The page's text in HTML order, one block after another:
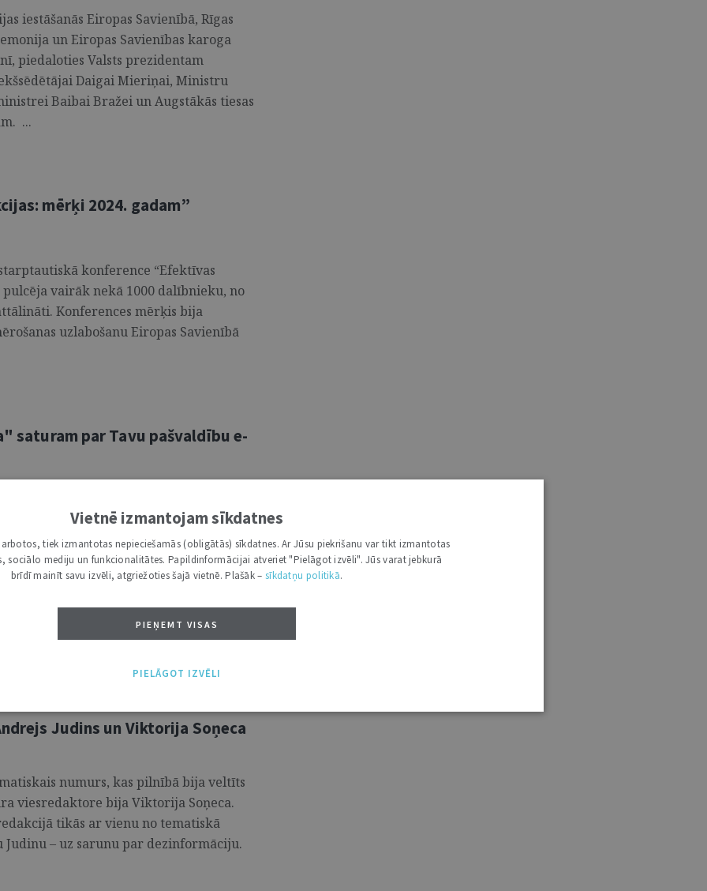
iestāšanās Eiropas Savienībā, Rīgas
un Eiropas Savienības karoga
piedaloties Valsts prezidentam
Daigai Mieriņai, Ministru
Baibai Bražei un Augstākās tiesas
...
mērķi 2024. gadam”
konference “Efektīvas
pulcēja vairāk nekā 1000 dalībnieku, no
Konferences mērķis bija
uzlabošanu Eiropas Savienībā
saturam par Tavu pašvaldību e-
Vai zini, kādi ir jaunākie
pieteikties izsolēm konkrētā
citās pašvaldībās? Oficiālais izdevums
iespēju katram iedzīvotājam e-
publikāciju tūlītēji pēc tās
SEKO LĪDZI nodrošina
vajadzībai vai iestādes,
...
Judins un Viktorija Soņeca
numurs, kas pilnībā bija veltīts
viesredaktore bija Viktorija Soņeca.
tikās ar vienu no tematiskā
– uz sarunu par dezinformāciju.
Vietnē izmantojam sīkdatnes
tiek izmantotas nepieciešamās (obligātās) sīkdatnes. Ar Jūsu piekrišanu var tikt izmantotas
sociālo mediju un funkcionalitātes. Papildinformācijai atveriet "Pielāgot izvēli". Jūs varat jebkurā
brīdī mainīt savu izvēli, atgriežoties šajā vietnē. Plašāk – sīkdatņu politikā.
PIEŅEMT VISAS
PIELĀGOT IZVĒLI